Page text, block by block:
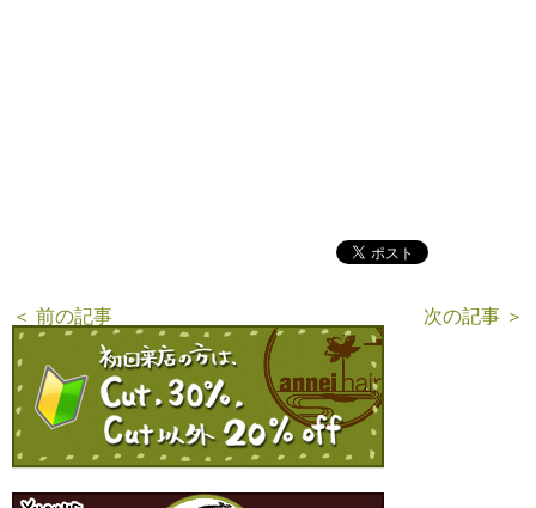
＜ 前の記事 次の記事 ＞